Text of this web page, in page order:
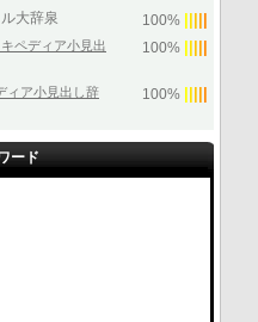
大辞泉 100%
ペディア小見出
100%
ィア小見出し辞
100%
ード